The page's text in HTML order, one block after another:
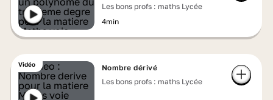
Les bons profs : maths Lycée
4min
Vidéo
Nombre dérivé
Les bons profs : maths Lycée